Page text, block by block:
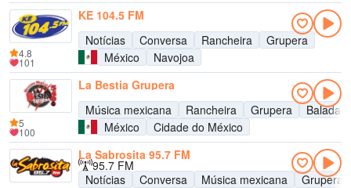
KE 104.5 FM
Notícias
Conversa Rancheira
Grupera
México
Navojoa
4.8
101
La Bestia Grupera
Música mexicana
Rancheira Grupera
Balada
México
Cidade do México
5
100
La Sabrosita 95.7 FM
95.7 FM
Notícias
Conversa Música mexicana
Grupera